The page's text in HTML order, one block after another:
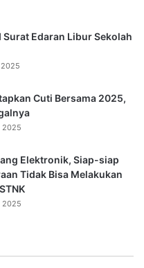
Edaran Libur Sekolah
2025
Cuti Bersama 2025,
2025
Elektronik, Siap-siap
Tidak Bisa Melakukan
2025